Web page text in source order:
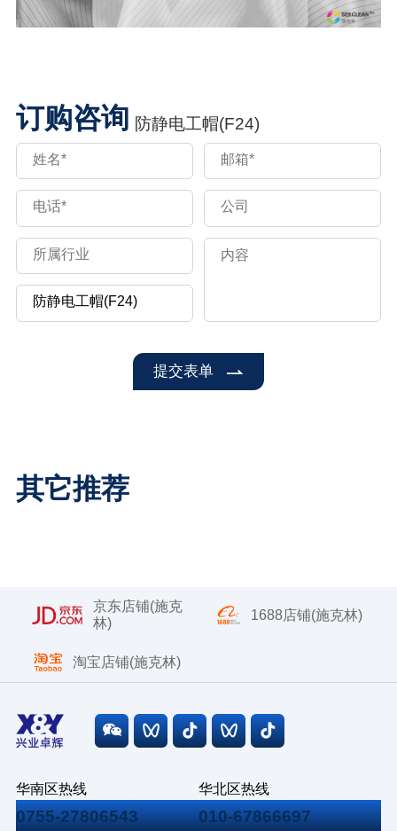
订购咨询 防静电工帽(F24)
提交表单
其它推荐
京东店铺(施克
林)
1688店铺(施克林)
淘宝店铺(施克林)
华南区热线
0755-27806543
华北区热线
010-67866697